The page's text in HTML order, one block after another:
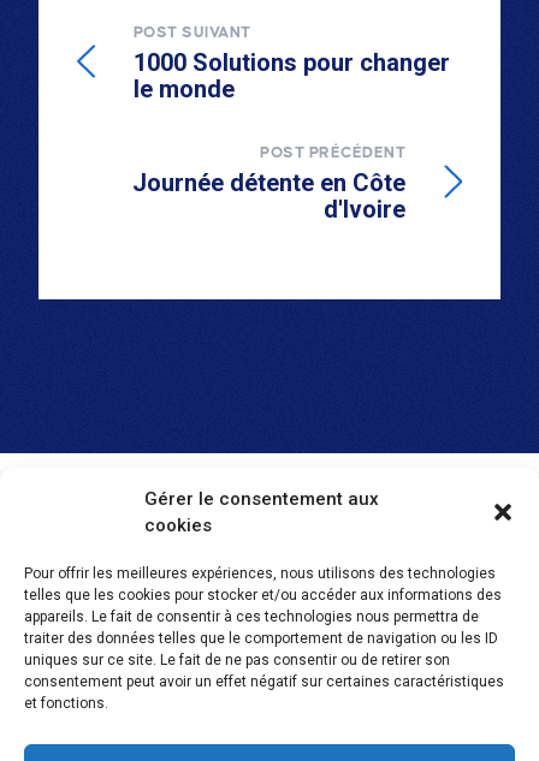
Gérer le consentement aux
cookies
Pour offrir les meilleures expériences, nous utilisons des technologies
telles que les cookies pour stocker et/ou accéder aux informations des
appareils. Le fait de consentir à ces technologies nous permettra de
traiter des données telles que le comportement de navigation ou les ID
uniques sur ce site. Le fait de ne pas consentir ou de retirer son
consentement peut avoir un effet négatif sur certaines caractéristiques
et fonctions.
POST SUIVANT
1000 Solutions pour changer
le monde
POST PRÉCÉDENT
Journée détente en Côte
d'Ivoire
SEMLEX EUROPE S.A.
Avenue Brugmann 384
1180 Bruxelles, Belgique
Brochure